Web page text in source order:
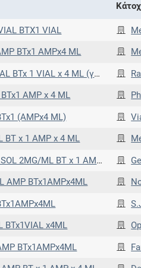
BTX1 VIAL
BTx1 AMPx4 ML
1 VIAL x 4 ML (γυάλινο)
AMP x 4 ML
(AMPx4 ML)
ΒΤ x 1 ΑΜP x 4 ML
ML BT x 1 AMP x 4 ML
AMP BTx1AMPx4ML
BTx1VIAL x4ML
BTx1AMPx4ML